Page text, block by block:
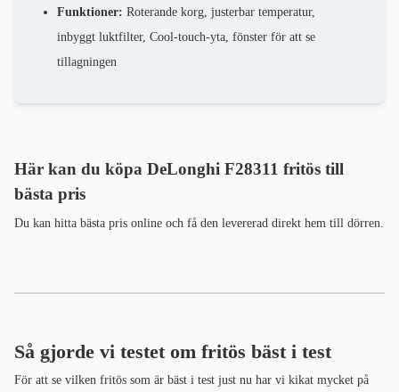
Funktioner: Roterande korg, justerbar temperatur,
inbyggt luktfilter, Cool-touch-yta, fönster för att se
tillagningen
Här kan du köpa DeLonghi F28311 fritös till
bästa pris
Du kan hitta bästa pris online och få den levererad direkt hem till dörren.
Så gjorde vi testet om fritös bäst i test
För att se vilken fritös som är bäst i test just nu har vi kikat mycket på